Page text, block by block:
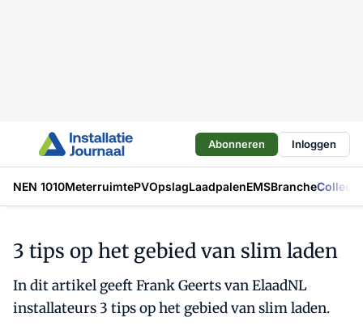
Abonneren Inloggen
NEN 1010MeterruimtePVOpslagLaadpalenEMSBranche
3 tips op het gebied van slim laden
In dit artikel geeft Frank Geerts van ElaadNL
installateurs 3 tips op het gebied van slim laden.